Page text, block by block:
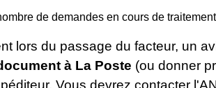
de demandes en cours de
lors du passage du facteur, un
à La Poste (ou donner